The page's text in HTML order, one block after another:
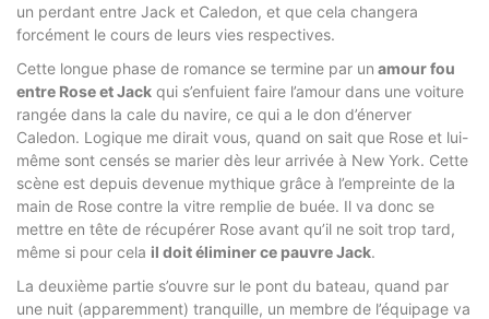
un perdant entre Jack et Caledon, et que cela changera
forcément le cours de leurs vies respectives.
Cette longue phase de romance se termine par un amour fou
entre Rose et Jack qui s’enfuient faire l’amour dans une voiture
rangée dans la cale du navire, ce qui a le don d’énerver
Caledon. Logique me dirait vous, quand on sait que Rose et lui-
même sont censés se marier dès leur arrivée à New York. Cette
scène est depuis devenue mythique grâce à l’empreinte de la
main de Rose contre la vitre remplie de buée. Il va donc se
mettre en tête de récupérer Rose avant qu’il ne soit trop tard,
même si pour cela il doit éliminer ce pauvre Jack.
La deuxième partie s’ouvre sur le pont du bateau, quand par
une nuit (apparemment) tranquille, un membre de l’équipage va